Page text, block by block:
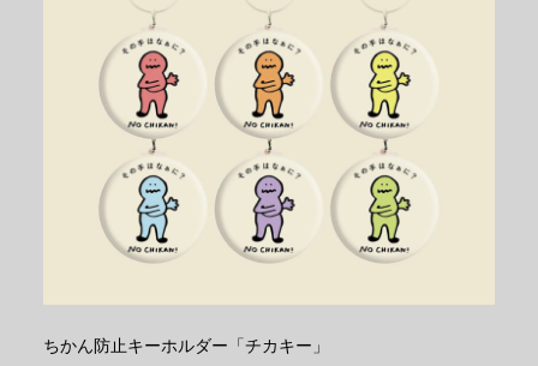
ちかん防止キーホルダー「チカキー」